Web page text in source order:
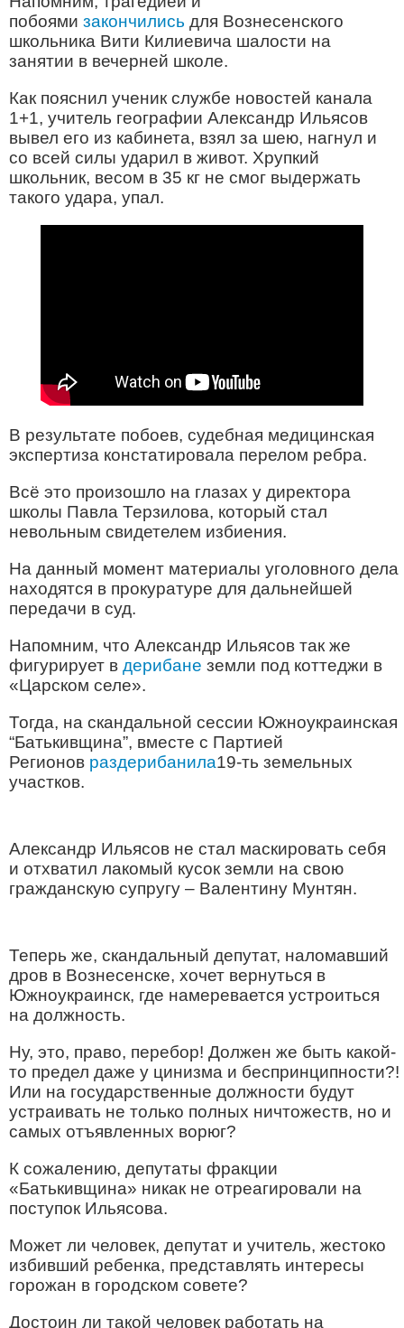
побоями закончились для Вознесенского
школьника Вити Килиевича шалости на
занятии в вечерней школе.
Как пояснил ученик службе новостей канала
1+1, учитель географии Александр Ильясов
вывел его из кабинета, взял за шею, нагнул и
со всей силы ударил в живот. Хрупкий
школьник, весом в 35 кг не смог выдержать
такого удара, упал.
В результате побоев, судебная медицинская
экспертиза констатировала перелом ребра.
Всё это произошло на глазах у директора
школы Павла Терзилова, который стал
невольным свидетелем избиения.
На данный момент материалы уголовного дела
находятся в прокуратуре для дальнейшей
передачи в суд.
Напомним, что Александр Ильясов так же
фигурирует в дерибане земли под коттеджи в
«Царском селе».
Тогда, на скандальной сессии Южноукраинская
“Батькивщина”, вместе с Партией
Регионов раздерибанила19-ть земельных
участков.
Александр Ильясов не стал маскировать себя
и отхватил лакомый кусок земли на свою
гражданскую супругу – Валентину Мунтян.
Теперь же, скандальный депутат, наломавший
дров в Вознесенске, хочет вернуться в
Южноукраинск, где намеревается устроиться
на должность.
Ну, это, право, перебор! Должен же быть какой-
то предел даже у цинизма и беспринципности?!
Или на государственные должности будут
устраивать не только полных ничтожеств, но и
самых отъявленных ворюг?
К сожалению, депутаты фракции
«Батькивщина» никак не отреагировали на
поступок Ильясова.
Может ли человек, депутат и учитель, жестоко
избивший ребенка, представлять интересы
горожан в городском совете?
Достоин ли такой человек работать на